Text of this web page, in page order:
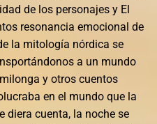
de los personajes y El
resonancia emocional de
la mitología nórdica se
a un mundo
y otros cuentos
en el mundo que la
diera cuenta, la noche se